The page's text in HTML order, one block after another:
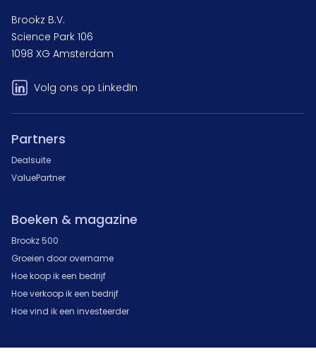
Brookz B.V.
Science Park 106
1098 XG Amsterdam
Volg ons op LinkedIn
Partners
Dealsuite
ValuePartner
Boeken & magazine
Brookz 500
Groeien door overname
Hoe koop ik een bedrijf
Hoe verkoop ik een bedrijf
Hoe vind ik een investeerder